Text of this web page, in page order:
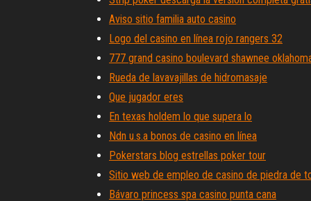
Aviso sitio familia auto casino
Logo del casino en línea rojo rangers 32
777 grand casino boulevard shawnee
Rueda de lavavajillas de hidromasaje
Que jugador eres
En texas holdem lo que supera lo
Ndn u.s.a bonos de casino en línea
Pokerstars blog estrellas poker tour
Sitio web de empleo de casino de piedra de
Bávaro princess spa casino punta cana